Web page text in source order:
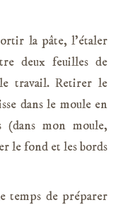
la pâte, l’étaler
deux feuilles de
travail. Retirer le
dans le moule en
(dans mon moule,
le fond et les bords
temps de préparer